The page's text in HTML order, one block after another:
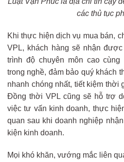
các thủ tục
Khi thực hiện dịch vụ mua bán,
VPL, khách hàng sẽ nhận
trình độ chuyên môn cao
trong nghề, đảm bảo quý khách
nhanh chóng nhất, tiết kiệm thời
Đồng thời VPL cũng sẽ hỗ trợ
việc tư vấn kinh doanh, thực
quan sau khi doanh nghiệp
kiện kinh doanh.
Mọi khó khăn, vướng mắc liên